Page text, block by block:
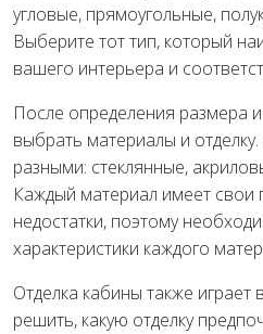
угловые, прямоугольные,
Выберите тот тип, который
вашего интерьера и
После определения размера
выбрать материалы и
разными: стеклянные,
Каждый материал имеет свои
недостатки, поэтому
характеристики каждого
Отделка кабины также
решить, какую отделку